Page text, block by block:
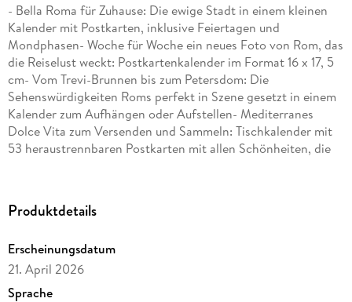
- Bella Roma für Zuhause: Die ewige Stadt in einem kleinen
Kalender mit Postkarten, inklusive Feiertagen und
Mondphasen- Woche für Woche ein neues Foto von Rom, das
die Reiselust weckt: Postkartenkalender im Format 16 x 17, 5
cm- Vom Trevi-Brunnen bis zum Petersdom: Die
Sehenswürdigkeiten Roms perfekt in Szene gesetzt in einem
Kalender zum Aufhängen oder Aufstellen- Mediterranes
Dolce Vita zum Versenden und Sammeln: Tischkalender mit
53 heraustrennbaren Postkarten mit allen Schönheiten, die
Produktdetails
Erscheinungsdatum
21. April 2026
Sprache